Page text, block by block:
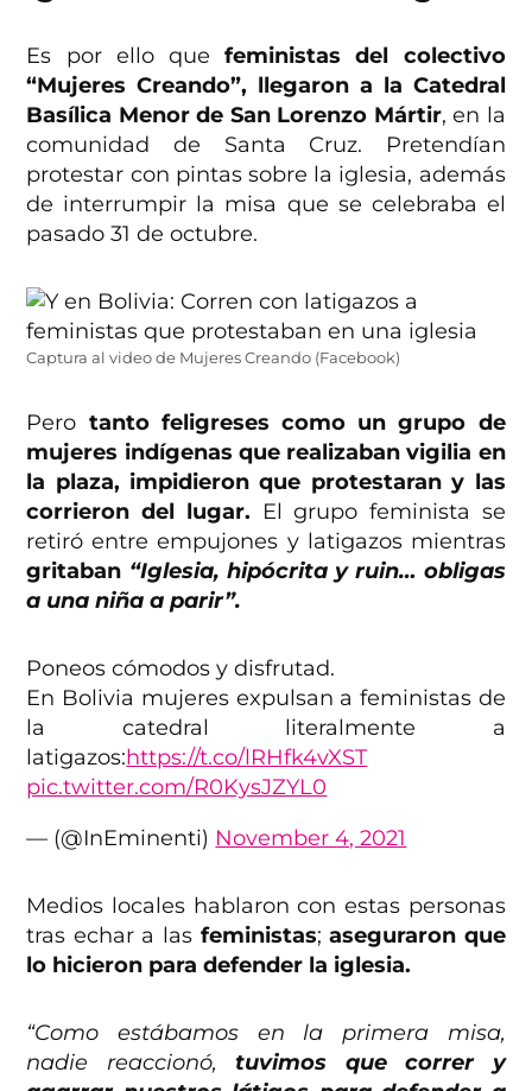
Es por ello que feministas del colectivo
“Mujeres Creando”, llegaron a la Catedral
Basílica Menor de San Lorenzo Mártir, en la
comunidad de Santa Cruz. Pretendían
protestar con pintas sobre la iglesia, además
de interrumpir la misa que se celebraba el
pasado 31 de octubre.
Captura al video de Mujeres Creando (Facebook)
Pero tanto feligreses como un grupo de
mujeres indígenas que realizaban vigilia en
la plaza, impidieron que protestaran y las
corrieron del lugar. El grupo feminista se
retiró entre empujones y latigazos mientras
gritaban “Iglesia, hipócrita y ruin… obligas
a una niña a parir”.
Poneos cómodos y disfrutad.
En Bolivia mujeres expulsan a feministas de
la catedral literalmente a
latigazos:https://t.co/lRHfk4vXST
pic.twitter.com/R0KysJZYL0
— (@InEminenti) November 4, 2021
Medios locales hablaron con estas personas
tras echar a las feministas;aseguraron que
lo hicieron para defender la iglesia.
“Como estábamos en la primera misa,
nadie reaccionó,tuvimos que correr y